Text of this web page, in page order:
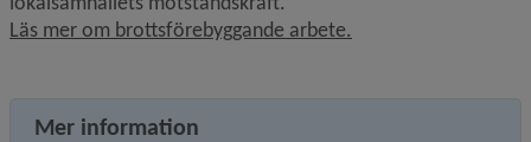
Läs mer om brottsförebyggande arbete.
Mer information